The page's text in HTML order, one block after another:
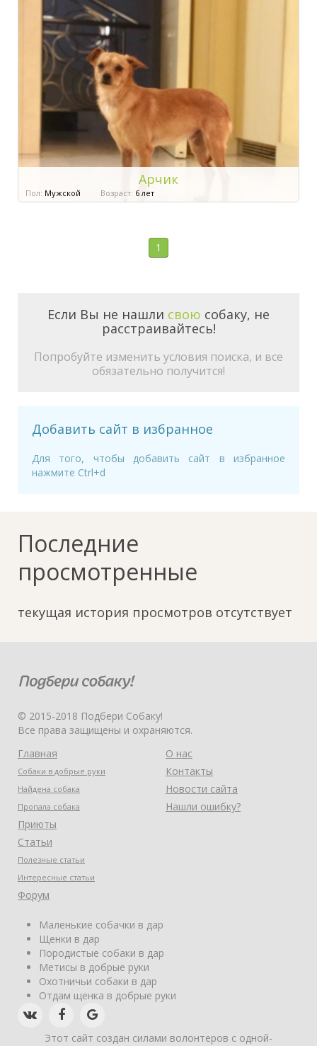
Арчик
Пол: Мужской Возраст: 6 лет
1
Если Вы не нашли свою собаку, не
расстраивайтесь!
Попробуйте изменить условия поиска, и все
обязательно получится!
Добавить сайт в избранное
Для того, чтобы добавить сайт в избранное
нажмите Ctrl+d
Последние
просмотренные
текущая история просмотров отсутствует
© 2015-2018 Подбери Собаку!
Все права защищены и охраняются.
Главная
Собаки в добрые руки
Найдена собака
Пропала собака
Приюты
Статьи
Полезные статьи
Интересные статьи
Форум
О нас
Контакты
Новости сайта
Нашли ошибку?
Маленькие собачки в дар
Щенки в дар
Породистые собаки в дар
Метисы в добрые руки
Охотничьи собаки в дар
Отдам щенка в добрые руки
Этот сайт создан силами волонтеров с одной-